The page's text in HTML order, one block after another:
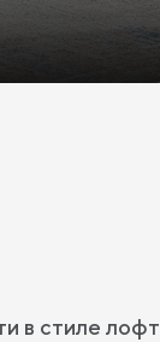
в стиле лофт